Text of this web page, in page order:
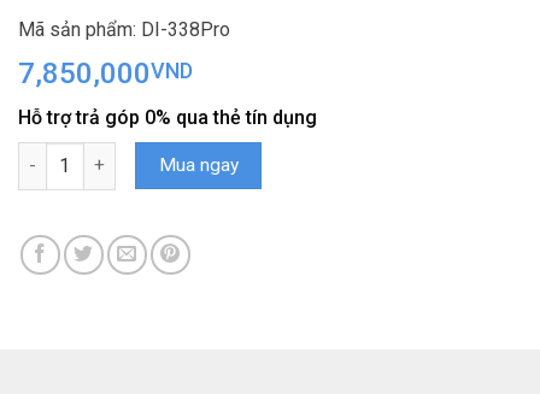
Mã sản phẩm: DI-338Pro
7,850,000VND
Hỗ trợ trả góp 0% qua thẻ tín dụng
Bếp từ đôi âm Kocher DI-338 Pro 5000W số lượng
Mua ngay